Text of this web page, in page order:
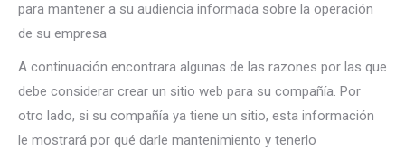
para mantener a su audiencia informada sobre la operación
de su empresa
A continuación encontrara algunas de las razones por las que
debe considerar crear un sitio web para su compañía. Por
otro lado, si su compañía ya tiene un sitio, esta información
le mostrará por qué darle mantenimiento y tenerlo